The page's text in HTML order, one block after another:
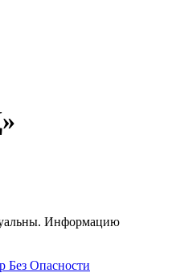
Информацию
Без Опасности